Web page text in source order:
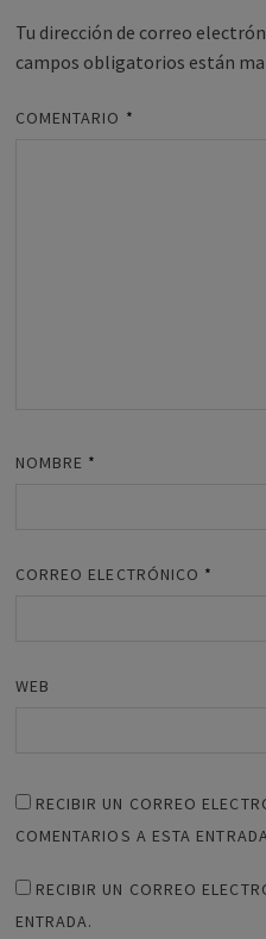
Tu dirección de correo
campos obligatorios están
COMENTARIO *
NOMBRE *
CORREO ELECTRÓNICO *
WEB
RECIBIR UN CORREO
COMENTARIOS A ESTA
RECIBIR UN CORREO
ENTRADA.